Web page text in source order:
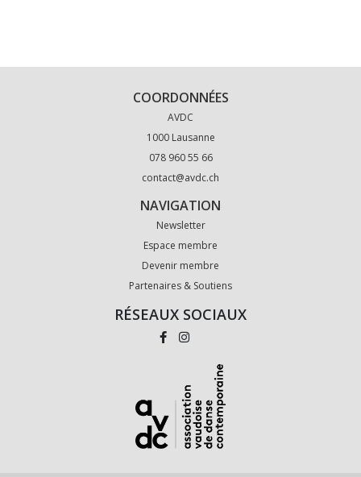
COORDONNÉES
AVDC
1000 Lausanne
078 960 55 66
contact@avdc.ch
NAVIGATION
Newsletter
Espace membre
Devenir membre
Partenaires & Soutiens
RÉSEAUX SOCIAUX